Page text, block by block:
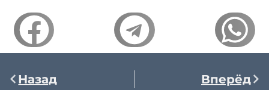
Назад Вперёд